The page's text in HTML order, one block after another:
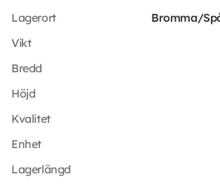
Lagerort
Bromma/
Vikt
Bredd
Höjd
Kvalitet
Enhet
Lagerlängd